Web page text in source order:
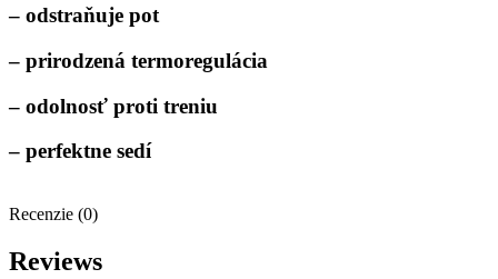
– odstraňuje pot
– prirodzená termoregulácia
– odolnosť proti treniu
– perfektne sedí
Recenzie (0)
Reviews